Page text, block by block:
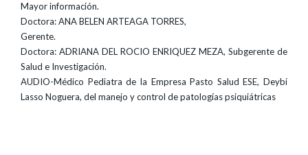
Mayor información.
Doctora: ANA BELEN ARTEAGA TORRES,
Gerente.
Doctora: ADRIANA DEL ROCIO ENRIQUEZ MEZA, Subgerente de
Salud e Investigación.
AUDIO-Médico Pediatra de la Empresa Pasto Salud ESE, Deybi
Lasso Noguera, del manejo y control de patologías psiquiátricas